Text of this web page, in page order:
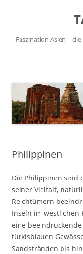
Faszination Asien –
Philippinen
Die Philippinen sind
seiner Vielfalt,
Reichtümern
Inseln im westlichen
eine
türkisblauen
Sandstränden bis